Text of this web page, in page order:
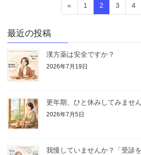
の
ペ
ー
ジ
り
«
ペ
ー
1
ペ
ー
2
ペ
ー
3
ペ
ー
4
最近の投稿
漢方薬は安全ですか？
2026年7月19日
更年期、ひと休みしてみませ
2026年7月5日
我慢していませんか？「受診